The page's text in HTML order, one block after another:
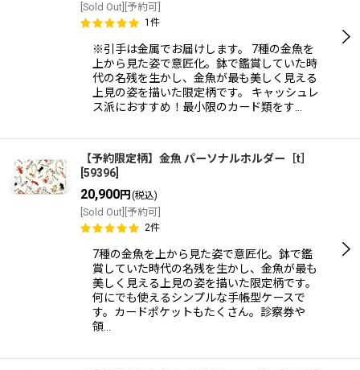
[Sold Out][予約可]
1 件
※引手は金属でお届けします。 7種の金魚を
上から見た姿で意匠化。鉢で鑑賞していた時
代の名残を生かし、金魚が最も美しく見える
上見の姿を描いた限定柄です。 キャッシュレ
ス派におすすめ！最小限のカード類をす…
【予約限定柄】金魚 パーソナルホルダー［t］
59396
20,900円 (税込)
[Sold Out][予約可]
2件
7種の金魚を上から見た姿で意匠化。鉢で鑑
賞していた時代の名残を生かし、金魚が最も
美しく見える上見の姿を描いた限定柄です。
何にでも使えるシンプルな手帳型ケースで
す。カードポケットもたくさん。診察券や
領…